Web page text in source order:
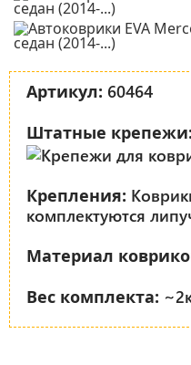
Артикул: 60464
Штатные крепежи:
Крепления:
комплектуются
Материал
Вес комплекта: